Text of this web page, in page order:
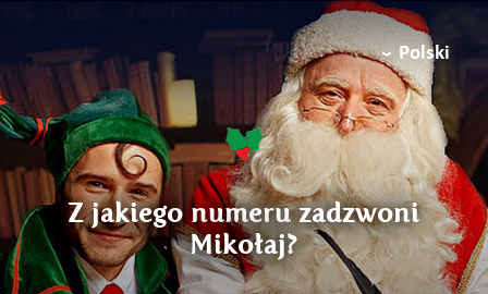
Polski
Z jakiego numeru zadzwoni
Mikołaj?